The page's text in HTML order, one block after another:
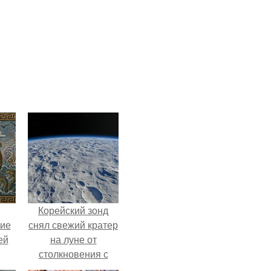
Корейский зонд
снял свежий кратер
на луне от
столкновения с